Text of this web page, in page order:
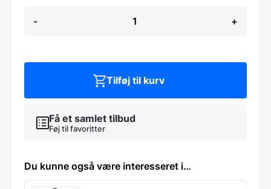
-
1/1GN,
+
Få et samlet tilbud
Føj til favoritter
Tilføj til kurv
Du kunne også være interesseret i…